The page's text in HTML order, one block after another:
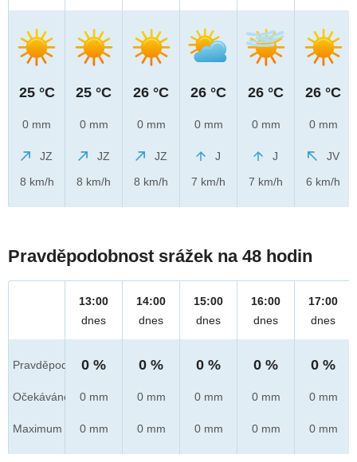
25 °C
0 mm
JZ
8 km/h
25 °C
0 mm
JZ
8 km/h
26 °C
0 mm
JZ
8 km/h
26 °C
0 mm
J
7 km/h
26 °C
0 mm
J
7 km/h
26 °C
0 mm
JV
6 km/h
Pravděpodobnost srážek na 48 hodin
Pravděpod.
Očekáváno
Maximum
13:00
dnes
0 %
0 mm
0 mm
14:00
dnes
0 %
0 mm
0 mm
15:00
dnes
0 %
0 mm
0 mm
16:00
dnes
0 %
0 mm
0 mm
17:00
dnes
0 %
0 mm
0 mm